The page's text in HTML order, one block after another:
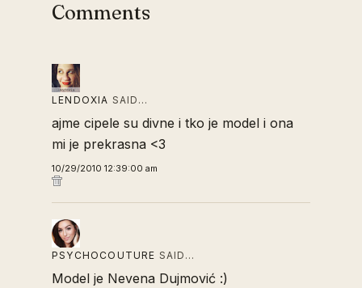
Comments
LENDOXIA SAID…
ajme cipele su divne i tko je model i ona
mi je prekrasna <3
10/29/2010 12:39:00 am
PSYCHOCOUTURE SAID…
Model je Nevena Dujmović :)